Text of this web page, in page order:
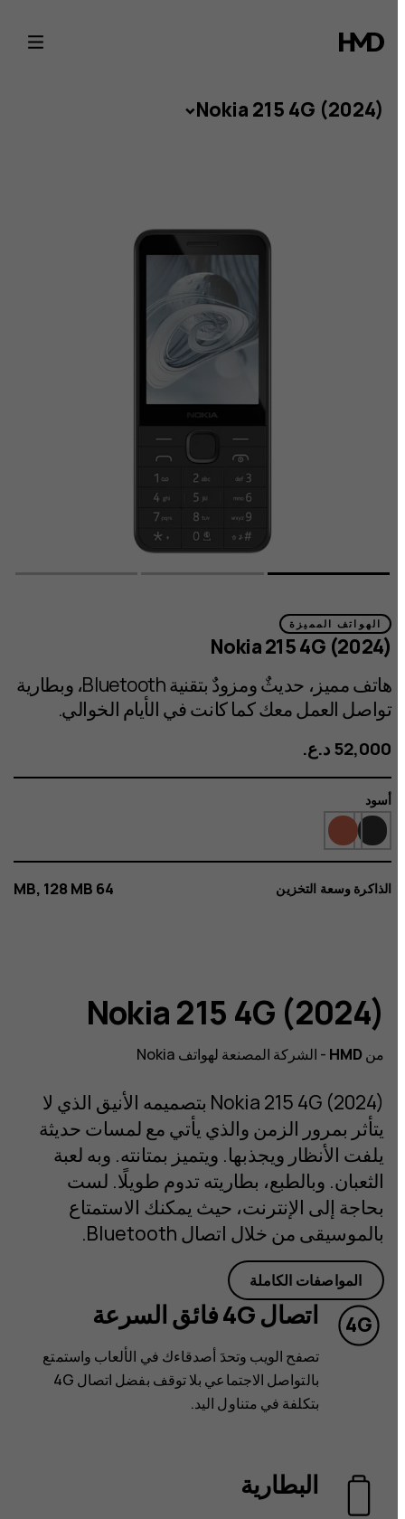
Nokia 215 4G (2024)
الهواتف المميزة
Nokia 215 4G (2024)
هاتف مميز، حديثٌ ومزودٌ بتقنية Bluetooth، وبطارية
تواصل العمل معك كما كانت في الأيام الخوالي.
اللون
أسود
الذاكرة وسعة التخزين 64 MB, 128 MB
تصميم عصري مع
التطبيقات السحابية
NOKIA 215 4G
هاتف مميز، حديثٌ ومزودٌ بتقنية Bluetooth، وبطارية
تواصل العمل معك كما كانت في الأيام الخوالي.
Nokia 215 4G (2024)
منHMD- الشركة المصنعة لهواتف Nokia
Nokia 215 4G (2024) بتصميمه الأنيق الذي لا
يتأثر بمرور الزمن والذي يأتي مع لمسات حديثة
يلفت الأنظار ويجذبها. ويتميز بمتانته. وبه لعبة
الثعبان. وبالطبع، بطاريته تدوم طويلًا. لست
بحاجة إلى الإنترنت، حيث يمكنك الاستمتاع
بالموسيقى من خلال اتصال Bluetooth.
المواصفات الكاملة
اتصال 4G فائق السرعة
تصفح الويب وتحدَ أصدقاءك في الألعاب واستمتع
بالتواصل الاجتماعي بلا توقف بفضل اتصال 4G
بتكلفة في متناول اليد.
البطارية